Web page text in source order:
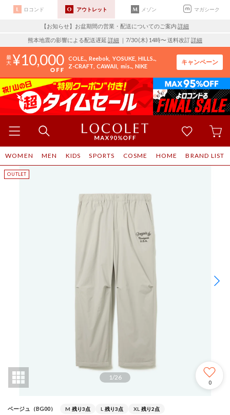
ロコンド アウトレット メゾン マガシーク
【お知らせ】お盆期間の営業・配送についてのご案内 詳細
熊本地震の影響による配送遅延 詳細 ｜7/30 (木) 14時〜 送料改訂詳細
10,000 COLE.. Reebok YOSUKE HILLS..
Z-CRAFT CAWAII mis.. NIKE
キャンペーン
WOMEN MEN KIDS SPORTS COSME HOME BRAND LIST
1/26
0
ベージュ（BG00） M 残り3点 L 残り3点 XL 残り2点